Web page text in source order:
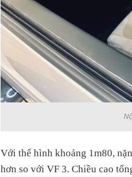
Với thể hình khoảng 1m80,
hơn so với VF 3. Chiều cao